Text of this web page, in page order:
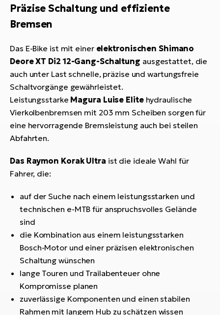
Präzise Schaltung und effiziente
Bremsen
Das E-Bike ist mit einer elektronischen Shimano
Deore XT Di2 12-Gang-Schaltung ausgestattet, die
auch unter Last schnelle, präzise und wartungsfreie
Schaltvorgänge gewährleistet.
Leistungsstarke Magura Luise Elitehydraulische
Vierkolbenbremsen mit 203 mm Scheiben sorgen für
eine hervorragende Bremsleistung auch bei steilen
Abfahrten.
Das Raymon Korak Ultra ist die ideale Wahl für
Fahrer, die:
auf der Suche nach einem leistungsstarken und
technischen e-MTB für anspruchsvolles Gelände
sind
die Kombination aus einem leistungsstarken
Bosch-Motor und einer präzisen elektronischen
Schaltung wünschen
lange Touren und Trailabenteuer ohne
Kompromisse planen
zuverlässige Komponenten und einen stabilen
Rahmen mit langem Hub zu schätzen wissen